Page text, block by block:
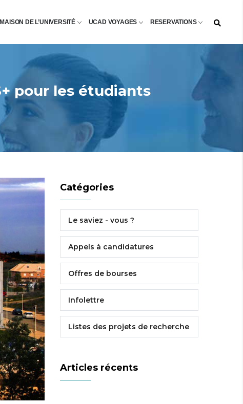
MAISON DE L’UNIVERSITÉ UCAD VOYAGES RESERVATIONS
pour les étudiants
Catégories
Le saviez - vous ?
Appels à candidatures
Offres de bourses
Infolettre
Listes des projets de recherche
Articles récents